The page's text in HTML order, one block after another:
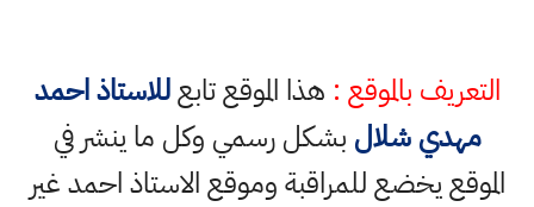
التعريف بالموقع : هذا الموقع تابعللاستاذ احمد
مهدي شلال بشكل رسمي وكل ما ينشر في
الموقع يخضع للمراقبة وموقع الاستاذ احمد غير